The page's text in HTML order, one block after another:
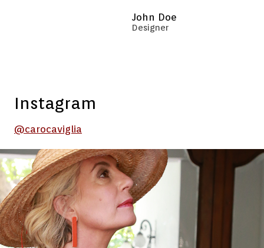
John Doe
Designer
Instagram
@carocaviglia